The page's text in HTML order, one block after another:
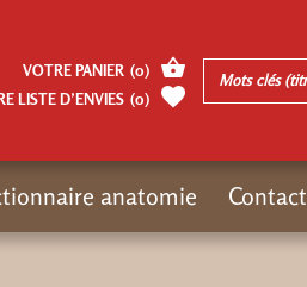
VOTRE PANIER (0)
LISTE D’ENVIES (0)
anatomie Contact